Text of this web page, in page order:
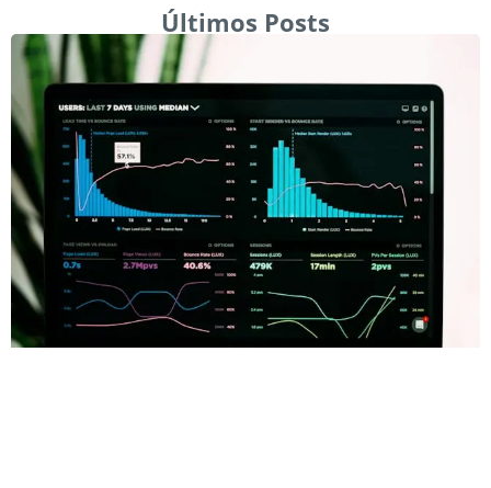
Últimos Posts